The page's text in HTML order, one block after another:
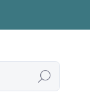
Hledat